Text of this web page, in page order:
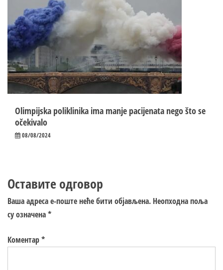
Olimpijska poliklinika ima manje pacijenata nego što se
očekivalo
08/08/2024
Оставите одговор
Ваша адреса е-поште неће бити објављена. Неопходна поља
су означена*
Коментар*